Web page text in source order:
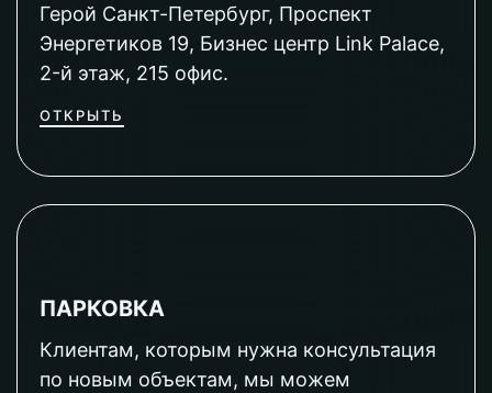
Герой Санкт-Петербург, Проспект
Энергетиков 19, Бизнес центр Link Palace,
2-й этаж, 215 офис.
ОТКРЫТЬ
ПАРКОВКА
Клиентам, которым нужна консультация
по новым объектам, мы можем